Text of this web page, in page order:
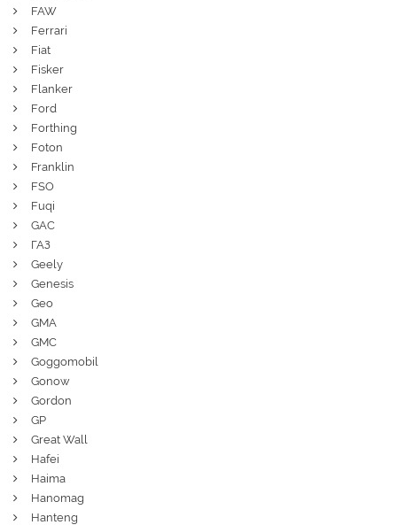
FAW
Ferrari
Fiat
Fisker
Flanker
Ford
Forthing
Foton
Franklin
FSO
Fuqi
GAC
ГАЗ
Geely
Genesis
Geo
GMA
GMC
Goggomobil
Gonow
Gordon
GP
Great Wall
Hafei
Haima
Hanomag
Hanteng